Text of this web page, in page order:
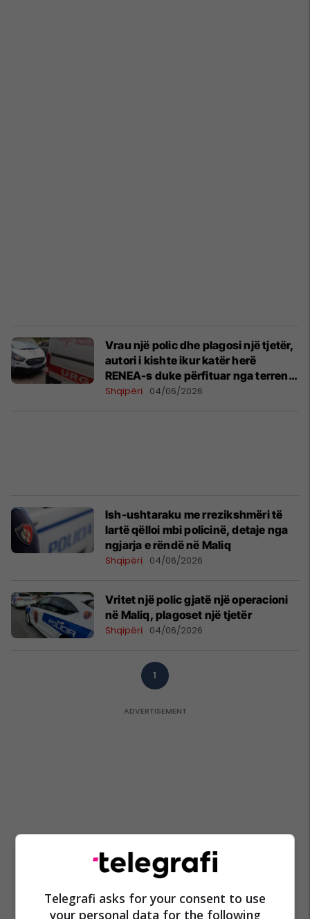
Vrau një polic dhe plagosi një tjetër,
autori i kishte ikur katër herë
RENEA-s duke përfituar nga terreni i
vështirë
Shqipëri 04/06/2026
Ish-ushtaraku me rrezikshmëri të
lartë qëlloi mbi policinë, detaje nga
ngjarja e rëndë në Maliq
Shqipëri 04/06/2026
Vritet një polic gjatë një operacioni
në Maliq, plagoset një tjetër
Shqipëri 04/06/2026
1
Telegrafi asks for your consent to use
your personal data for the following